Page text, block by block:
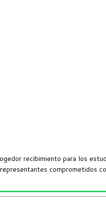
recibimiento para los
comprometidos